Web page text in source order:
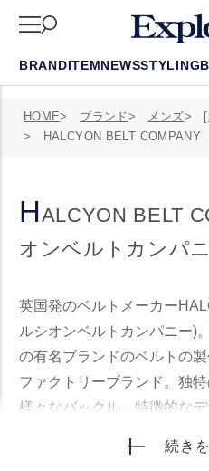
BRANDITEMNEWSSTYLING
HOME ブランド メンズ
HALCYON BELT COMPANY
HALCYON BELT
オンベルトカンパ
英国発のベルトメーカー
ルシオンベルトカンパニー)
の有名ブランドのベルトの
ファクトリーブランド。独
様々なバックル、特徴的な
き、ファクトリーブランド
続き